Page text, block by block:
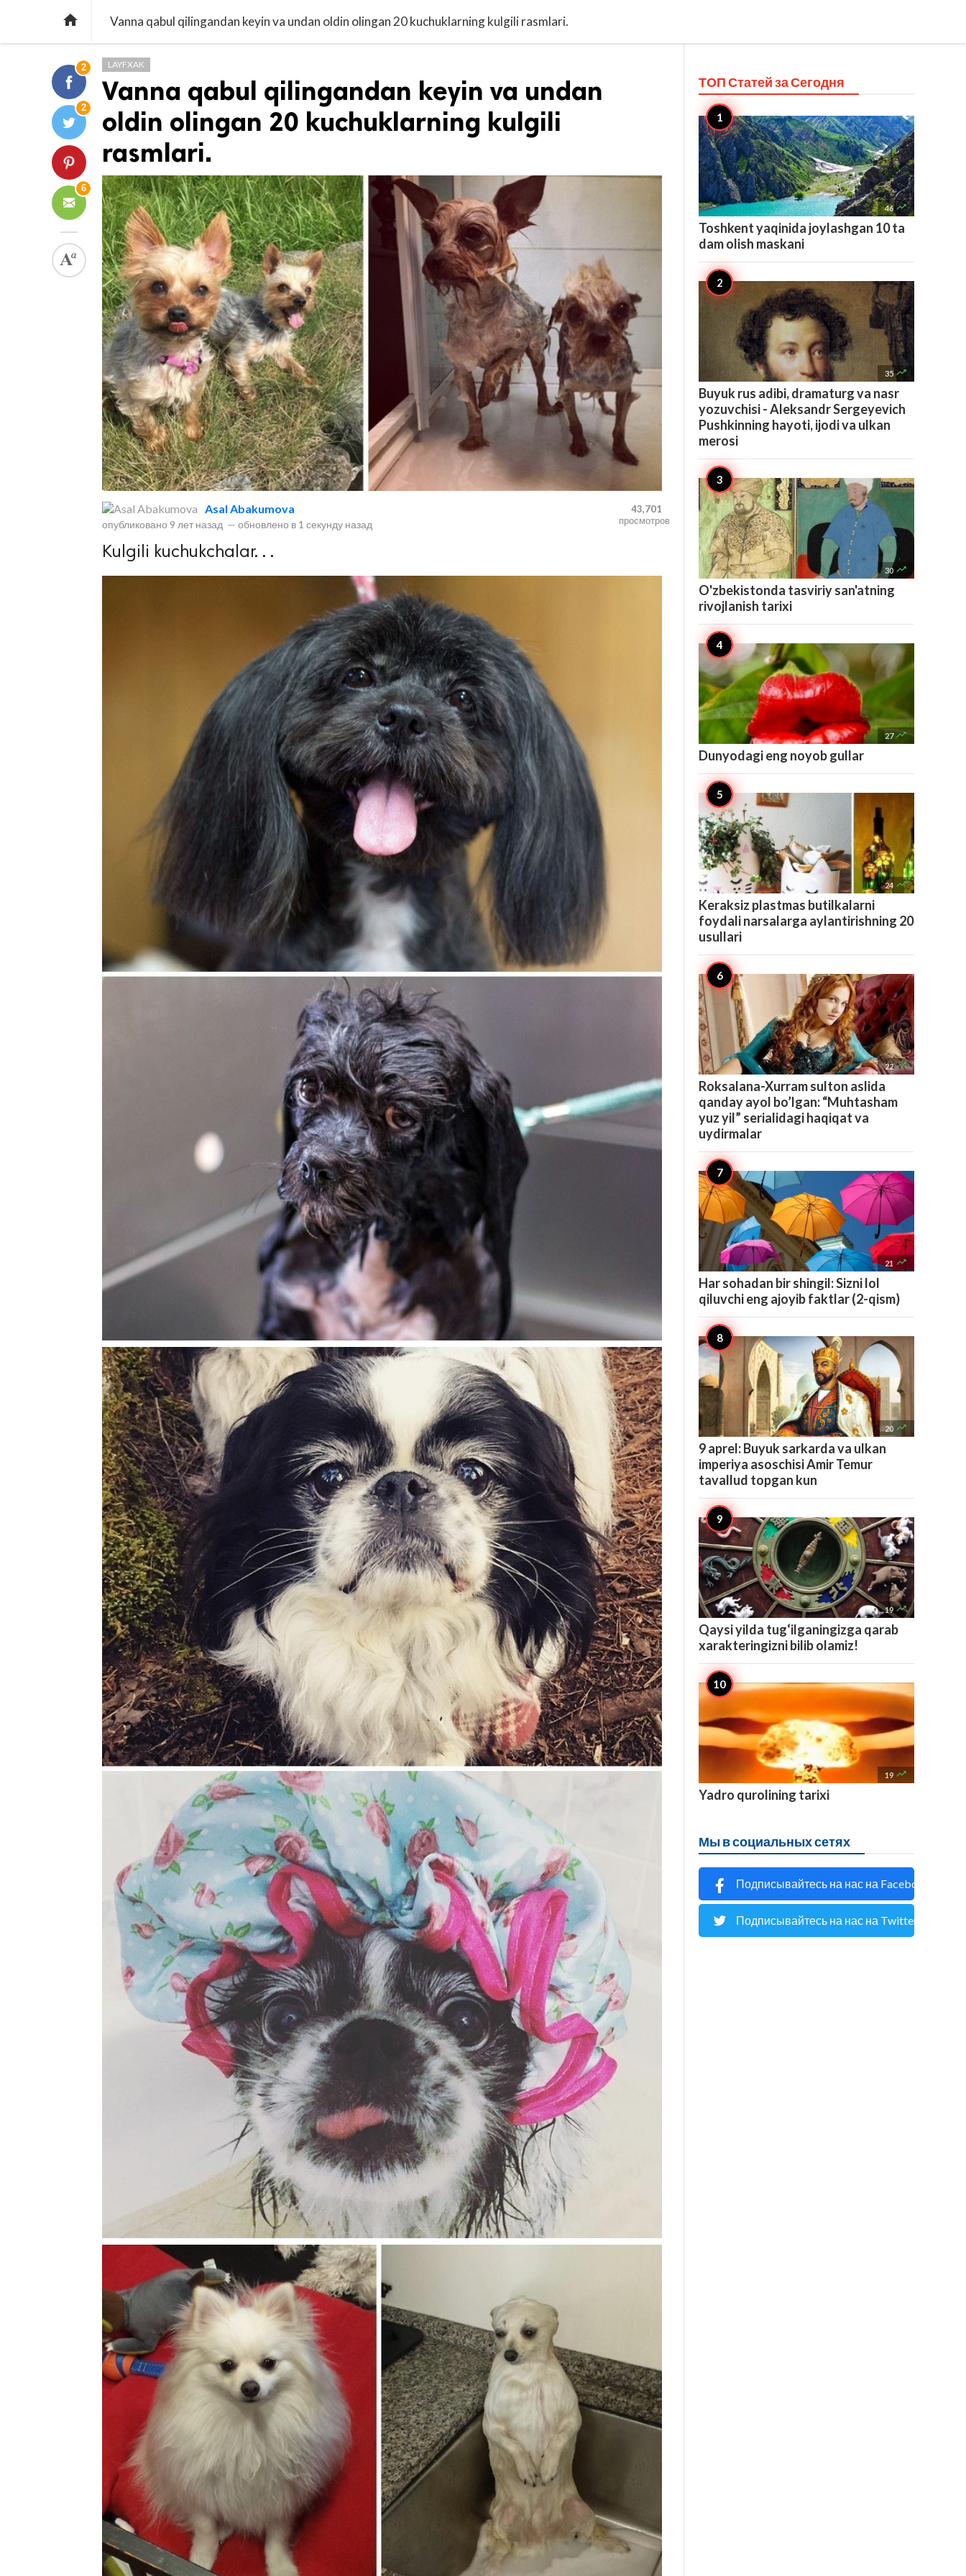
 Vanna qabul qilingandan keyin va undan oldin olingan 20 kuchuklarning kulgili rasmlari.
2
2
6
LAYFXAK
Vanna qabul qilingandan keyin va undan
oldin olingan 20 kuchuklarning kulgili
rasmlari.
Asal Abakumova
опубликовано 9 лет назад — обновлено в 1 секунду назад
43,701
просмотров
Kulgili kuchukchalar. . .
ТОП Статей заСегодня
46 
Toshkent yaqinida joylashgan 10 ta
dam olish maskani
35 
Buyuk rus adibi, dramaturg va nasr
yozuvchisi - Aleksandr Sergeyevich
Pushkinning hayoti, ijodi va ulkan
merosi
30 
O'zbekistonda tasviriy san'atning
rivojlanish tarixi
27 
Dunyodagi eng noyob gullar
24 
Keraksiz plastmas butilkalarni
foydali narsalarga aylantirishning 20
usullari
22 
Roksalana-Xurram sulton aslida
qanday ayol bo’lgan: “Muhtasham
yuz yil” serialidagi haqiqat va
uydirmalar
21 
Har sohadan bir shingil: Sizni lol
qiluvchi eng ajoyib faktlar (2-qism)
20 
9 aprel: Buyuk sarkarda va ulkan
imperiya asoschisi Amir Temur
tavallud topgan kun
19 
Qaysi yilda tug‘ilganingizga qarab
xarakteringizni bilib olamiz!
19 
Yadro qurolining tarixi
Мы в социальных сетях
Подписывайтесь на нас на Facebook
Подписывайтесь на нас на Twitter